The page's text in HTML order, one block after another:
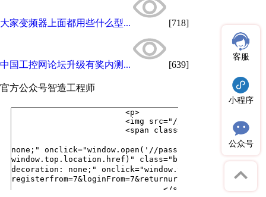
大家变频器上面都用些什么型... [718]
中国工控网论坛升级有奖内测... [639]
官方公众号智造工程师
客服
小程序
公众号